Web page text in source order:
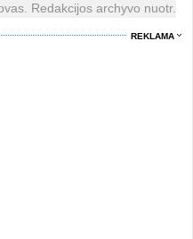
Redakcijos archyvo nuotr.
REKLAMA